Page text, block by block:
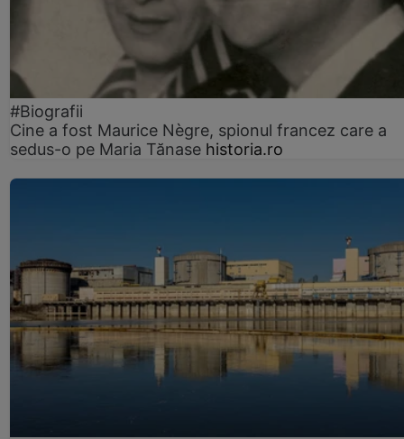
#Biografii
Cine a fost Maurice Nègre, spionul francez care a
sedus-o pe Maria Tănase historia.ro